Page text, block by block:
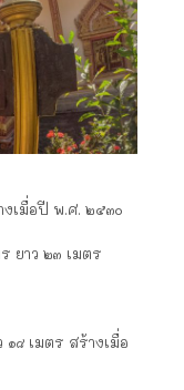
งเมื่อปี พ.ศ. ๒๕๓๐
ยาว ๒๓ เมตร
๑๘ เมตร สร้างเมื่อ